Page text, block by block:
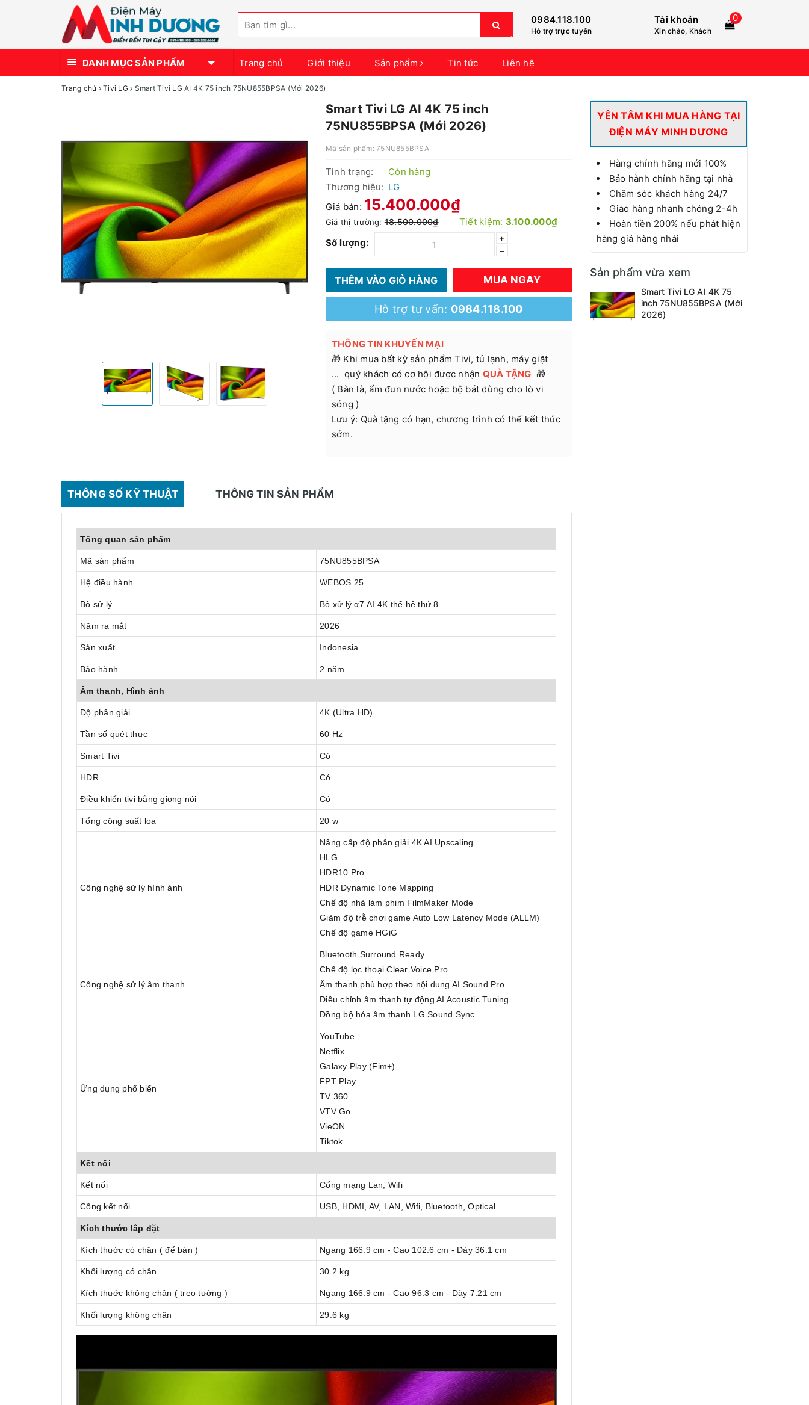
0984.118.100
Hỗ trợ trực tuyến
Tài khoản
Xin chào, Khách
0
DANH MỤC SẢN PHẨM Trang chủ Giới thiệu Sản phẩm Tin tức Liên hệ
Trang chủ Tivi LG Smart Tivi LG AI 4K 75 inch 75NU855BPSA (Mới 2026)
Smart Tivi LG AI 4K 75 inch
75NU855BPSA (Mới 2026)
Mã sản phẩm: 75NU855BPSA
Tình trạng:
Còn hàng
Thương hiệu: LG
Giá bán: 15.400.000₫
Giá thị trường:18.500.000₫ Tiết kiệm: 3.100.000₫
Số lượng:
+
–
THÊM VÀO GIỎ HÀNG MUA NGAY
Hỗ trợ tư vấn: 0984.118.100
THÔNG TIN KHUYẾN MẠI
🎁 Khi mua bất kỳ sản phẩm Tivi, tủ lạnh, máy giặt
... quý khách có cơ hội được nhận QUÀ TẶNG 🎁
( Bàn là, ấm đun nước hoặc bộ bát dùng cho lò vi
sóng )
Lưu ý: Quà tặng có hạn, chương trình có thể kết thúc
sớm.
THÔNG SỐ KỸ THUẬT THÔNG TIN SẢN PHẨM
Tổng quan sản phẩm
Mã sản phẩm 75NU855BPSA
Hệ điều hành WEBOS 25
Bộ sử lý Bộ xử lý α7 AI 4K thế hệ thứ 8
Năm ra mắt 2026
Sản xuất Indonesia
Bảo hành 2 năm
Âm thanh, Hình ảnh
Độ phân giải 4K (Ultra HD)
Tần số quét thực 60 Hz
Smart Tivi Có
HDR Có
Điều khiển tivi bằng giọng nói Có
Tổng công suất loa 20 w
Công nghệ sử lý hình ảnh
Nâng cấp độ phân giải 4K AI Upscaling
HLG
HDR10 Pro
HDR Dynamic Tone Mapping
Chế độ nhà làm phim FilmMaker Mode
Giảm độ trễ chơi game Auto Low Latency Mode (ALLM)
Chế độ game HGiG
Công nghệ sử lý âm thanh
Bluetooth Surround Ready
Chế độ lọc thoại Clear Voice Pro
Âm thanh phù hợp theo nội dung AI Sound Pro
Điều chỉnh âm thanh tự động AI Acoustic Tuning
Đồng bộ hóa âm thanh LG Sound Sync
Ứng dụng phổ biến
YouTube
Netflix
Galaxy Play (Fim+)
FPT Play
TV 360
VTV Go
VieON
Tiktok
Kết nối
Kết nối Cổng mạng Lan, Wifi
Cổng kết nối USB, HDMI, AV, LAN, Wifi, Bluetooth, Optical
Kích thước lắp đặt
Kích thước có chân ( để bàn ) Ngang 166.9 cm - Cao 102.6 cm - Dày 36.1 cm
Khối lượng có chân 30.2 kg
Kích thước không chân ( treo tường ) Ngang 166.9 cm - Cao 96.3 cm - Dày 7.21 cm
Khối lượng không chân 29.6 kg
YÊN TÂM KHI MUA HÀNG TẠI
ĐIỆN MÁY MINH DƯƠNG
Hàng chính hãng mới 100%
Bảo hành chính hãng tại nhà
Chăm sóc khách hàng 24/7
Giao hàng nhanh chóng 2-4h
Hoàn tiền 200% nếu phát hiện
hàng giả hàng nhái
Sản phẩm vừa xem
Smart Tivi LG AI 4K 75
inch 75NU855BPSA (Mới
2026)